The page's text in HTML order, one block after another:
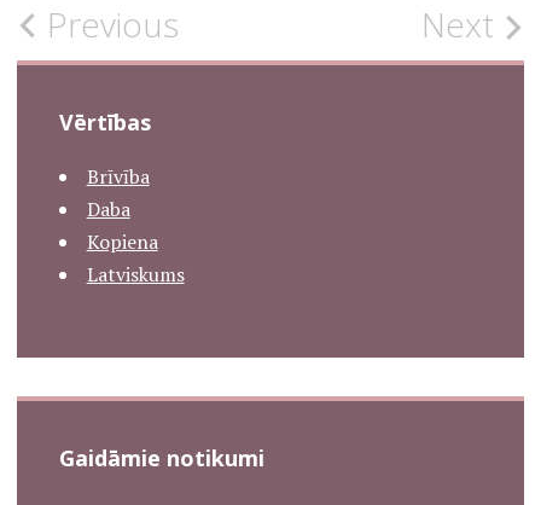
UNCATEGORISED
Post
navigation
Previous Next
Vērtības
Brīvība
Daba
Kopiena
Latviskums
Gaidāmie notikumi